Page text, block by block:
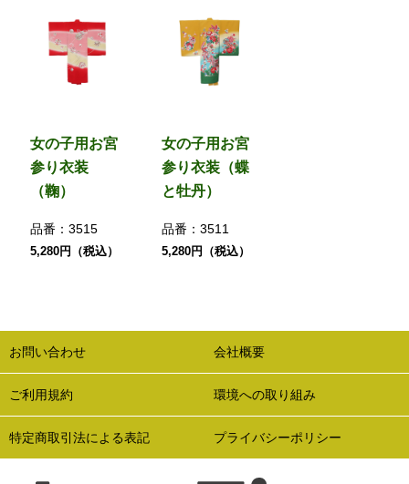
女の子用お宮
参り衣装
（鞠）
品番： 3515
5,280円（税込）
女の子用お宮
参り衣装（蝶
と牡丹）
品番：3511
5,280円（税込）
お問い合わせ 会社概要
ご利用規約 環境への取り組み
特定商取引法による表記 プライバシーポリシー